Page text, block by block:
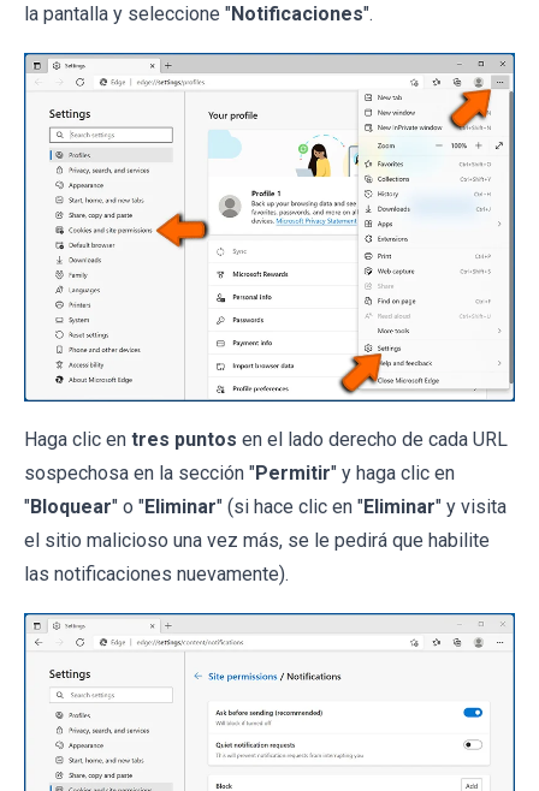
la pantalla y seleccione "Notificaciones".
Haga clic en tres puntos en el lado derecho de cada URL
sospechosa en la sección "Permitir" y haga clic en
"Bloquear" o "Eliminar" (si hace clic en "Eliminar" y visita
el sitio malicioso una vez más, se le pedirá que habilite
las notificaciones nuevamente).